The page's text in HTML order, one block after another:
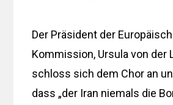
Der Präsident der
Kommission, Ursula von der
schloss sich dem Chor an
dass „der Iran niemals die